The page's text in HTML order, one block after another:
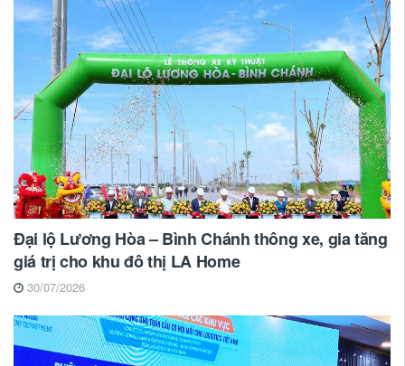
Đại lộ Lương Hòa – Bình Chánh thông xe, gia tăng
giá trị cho khu đô thị LA Home
30/07/2026